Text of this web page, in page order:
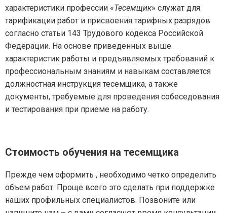
характеристики профессии «Тесемщик» служат для
тарификации работ и присвоения тарифных разрядов
согласно статьи 143 Трудового кодекса Российской
Федерации. На основе приведенных выше
характеристик работы и предъявляемых требований к
профессиональным знаниям и навыкам составляется
должностная инструкция тесемщика, а также
документы, требуемые для проведения собеседования
и тестирования при приеме на работу.
Стоимость обучения на тесемщика
Прежде чем оформить , необходимо четко определить
объем работ. Проще всего это сделать при поддержке
наших профильных специалистов. Позвоните или